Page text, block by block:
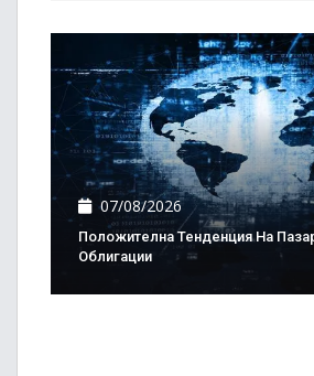
07/08/2026
Положителна Тенденция На
Облигации